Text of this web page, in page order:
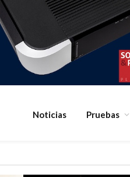
Noticias Pruebas